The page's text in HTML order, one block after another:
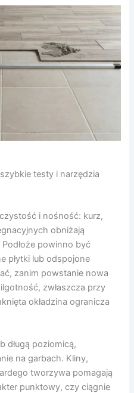
testy i narzędzia
i nośność: kurz,
obniżają
powinno być
płytki lub odspojone
zanim powstanie nowa
zwłaszcza przy
okładzina ogranicza
długą poziomicą,
na garbach. Kliny,
tworzywa pomagają
punktowy, czy ciągnie